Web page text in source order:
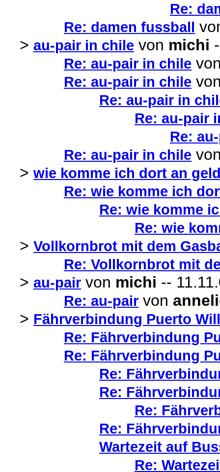
Re:
Re: damen fussball
> au-pair in chile von michi
Re: au-pair in chile
Re: au-pair in chile
Re: au-pair in
Re: au-pair
Re:
Re: au-pair in chile
> wie komme ich dort an
Re: wie komme ich
Re: wie komme
Re: wie
> Vollkornbrot mit dem
Re: Vollkornbrot mit
> au-pair von michi --
Re: au-pair von
> Fährverbindung Puerto
Re: Fährverbindung
Re: Fährverbindung
Re:
Re:
Re:
Re:
Wartezeit auf
Re: